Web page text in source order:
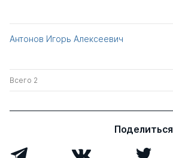
Антонов Игорь Алексеевич
Всего 2
Поделиться